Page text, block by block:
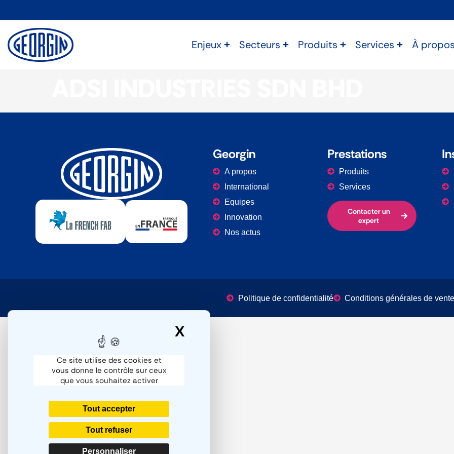
Ce site utilise des cookies et
vous donne le contrôle sur ceux
que vous souhaitez activer
Tout accepter
Tout refuser
Personnaliser
X
Enjeux Secteurs Produits Services À
Georgin
A propos
International
Equipes
Innovation
Nos actus
Prestations​
Produits
Services
Contacter un
expert
Politique de confidentialité Conditions générales de vente